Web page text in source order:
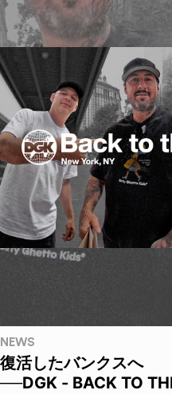
NEWS
復活したバンクスへ
──DGK - BACK TO